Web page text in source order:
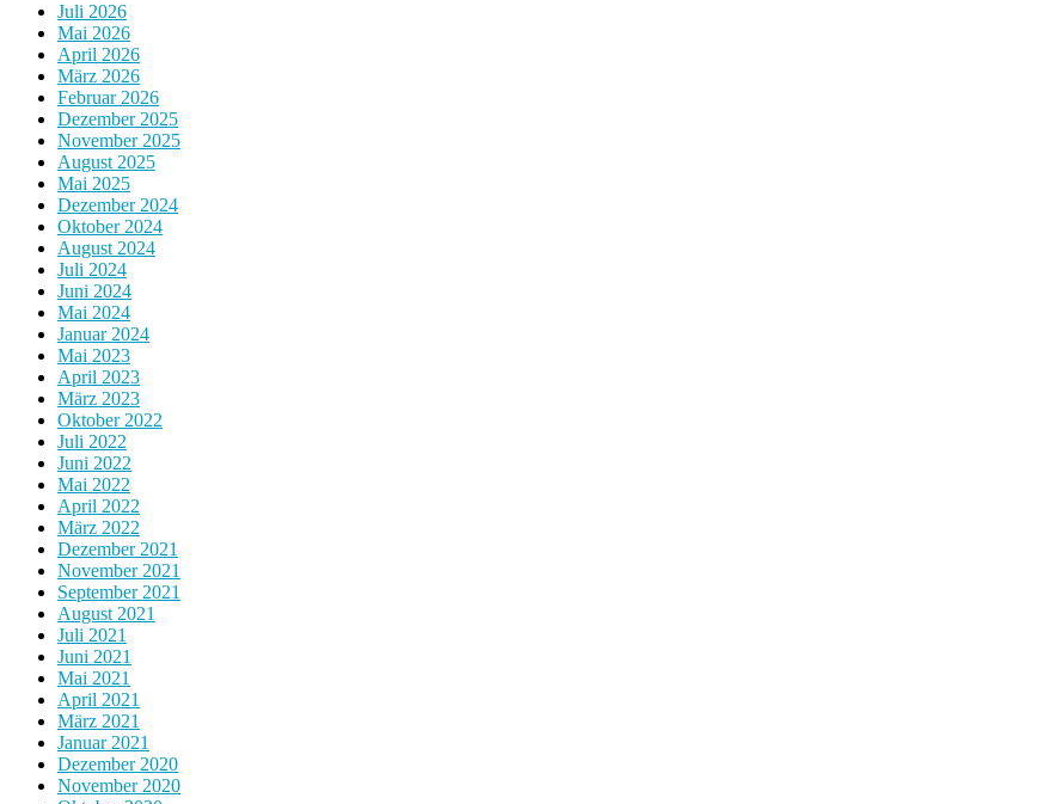
Juli 2026
Mai 2026
April 2026
März 2026
Februar 2026
Dezember 2025
November 2025
August 2025
Mai 2025
Dezember 2024
Oktober 2024
August 2024
Juli 2024
Juni 2024
Mai 2024
Januar 2024
Mai 2023
April 2023
März 2023
Oktober 2022
Juli 2022
Juni 2022
Mai 2022
April 2022
März 2022
Dezember 2021
November 2021
September 2021
August 2021
Juli 2021
Juni 2021
Mai 2021
April 2021
März 2021
Januar 2021
Dezember 2020
November 2020